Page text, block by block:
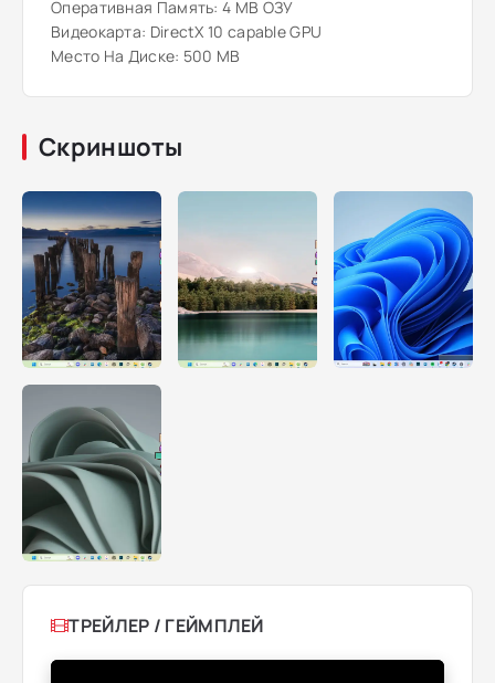
Оперативная Память: 4 MB ОЗУ
Видеокарта: DirectX 10 capable GPU
Место На Диске: 500 MB
Скриншоты
ТРЕЙЛЕР / ГЕЙМПЛЕЙ